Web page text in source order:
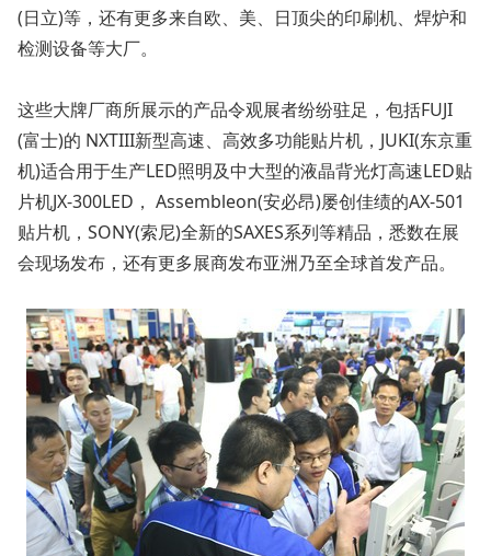
(日立)等，还有更多来自欧、美、日顶尖的印刷机、焊炉和
检测设备等大厂。
这些大牌厂商所展示的产品令观展者纷纷驻足，包括FUJI
(富士)的 NXTIII新型高速、高效多功能贴片机，JUKI(东京重
机)适合用于生产LED照明及中大型的液晶背光灯高速LED贴
片机JX-300LED， Assembleon(安必昂)屡创佳绩的AX-501
贴片机，SONY(索尼)全新的SAXES系列等精品，悉数在展
会现场发布，还有更多展商发布亚洲乃至全球首发产品。